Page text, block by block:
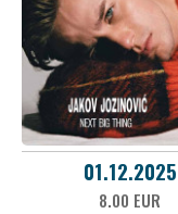
01.12.2025
8.00 EUR